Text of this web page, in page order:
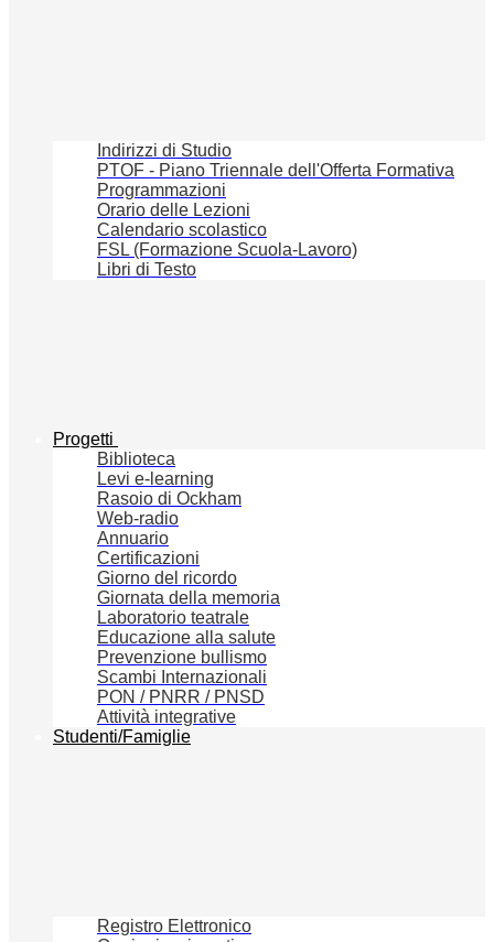
Indirizzi di Studio
PTOF - Piano Triennale dell'Offerta Formativa
Programmazioni
Orario delle Lezioni
Calendario scolastico
FSL (Formazione Scuola-Lavoro)
Libri di Testo
Progetti
Biblioteca
Levi e-learning
Rasoio di Ockham
Web-radio
Annuario
Certificazioni
Giorno del ricordo
Giornata della memoria
Laboratorio teatrale
Educazione alla salute
Prevenzione bullismo
Scambi Internazionali
PON / PNRR / PNSD
Attività integrative
Studenti/Famiglie
Registro Elettronico